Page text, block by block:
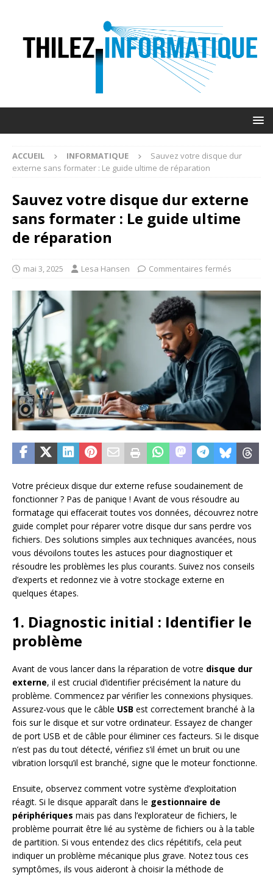
ACCUEIL INFORMATIQUE
Sauvez votre disque dur
externe sans formater : Le guide ultime de réparation
Sauvez votre disque dur externe
sans formater : Le guide ultime
de réparation
mai 3, 2025 Lesa Hansen Commentaires fermés
Votre précieux disque dur externe refuse soudainement de
fonctionner ? Pas de panique ! Avant de vous résoudre au
formatage qui effacerait toutes vos données, découvrez notre
guide complet pour réparer votre disque dur sans perdre vos
fichiers. Des solutions simples aux techniques avancées, nous
vous dévoilons toutes les astuces pour diagnostiquer et
résoudre les problèmes les plus courants. Suivez nos conseils
d’experts et redonnez vie à votre stockage externe en
quelques étapes.
1. Diagnostic initial : Identifier le
problème
Avant de vous lancer dans la réparation de votre disque dur
externe, il est crucial d’identifier précisément la nature du
problème. Commencez par vérifier les connexions physiques.
Assurez-vous que le câble USB est correctement branché à la
fois sur le disque et sur votre ordinateur. Essayez de changer
de port USB et de câble pour éliminer ces facteurs. Si le disque
n’est pas du tout détecté, vérifiez s’il émet un bruit ou une
vibration lorsqu’il est branché, signe que le moteur fonctionne.
Ensuite, observez comment votre système d’exploitation
réagit. Si le disque apparaît dans le gestionnaire de
périphériques mais pas dans l’explorateur de fichiers, le
problème pourrait être lié au système de fichiers ou à la table
de partition. Si vous entendez des clics répétitifs, cela peut
indiquer un problème mécanique plus grave. Notez tous ces
symptômes, ils vous aideront à choisir la méthode de